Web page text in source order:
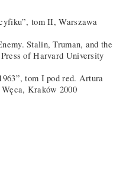
tom II, Warszawa
Stalin, Truman, and the
of Harvard University
tom I pod red. Artura
Kraków 2000